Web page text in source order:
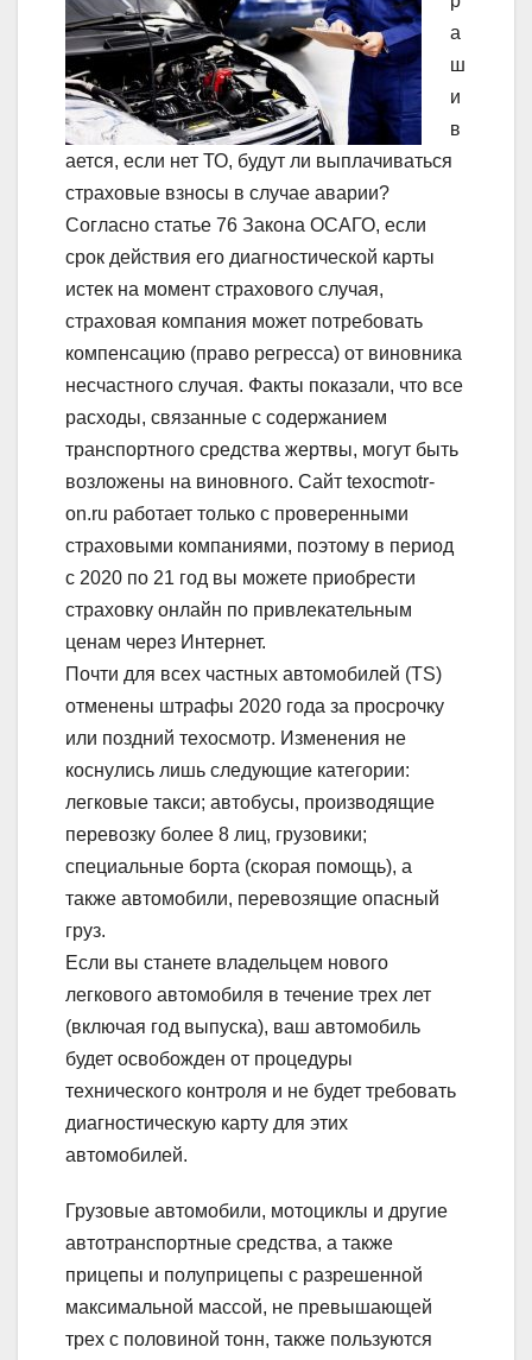
а
ш
и
в
ается, если нет ТО, будут ли выплачиваться
страховые взносы в случае аварии?
Согласно статье 76 Закона ОСАГО, если
срок действия его диагностической карты
истек на момент страхового случая,
страховая компания может потребовать
компенсацию (право регресса) от виновника
несчастного случая. Факты показали, что все
расходы, связанные с содержанием
транспортного средства жертвы, могут быть
возложены на виновного. Сайт texocmotr-
оn.ru работает только с проверенными
страховыми компаниями, поэтому в период
с 2020 по 21 год вы можете приобрести
страховку онлайн по привлекательным
ценам через Интернет.
Почти для всех частных автомобилей (TS)
отменены штрафы 2020 года за просрочку
или поздний техосмотр. Изменения не
коснулись лишь следующие категории:
легковые такси; автобусы, производящие
перевозку более 8 лиц, грузовики;
специальные борта (скорая помощь), а
также автомобили, перевозящие опасный
груз.
Если вы станете владельцем нового
легкового автомобиля в течение трех лет
(включая год выпуска), ваш автомобиль
будет освобожден от процедуры
технического контроля и не будет требовать
диагностическую карту для этих
автомобилей.
Грузовые автомобили, мотоциклы и другие
автотранспортные средства, а также
прицепы и полуприцепы с разрешенной
максимальной массой, не превышающей
трех с половиной тонн, также пользуются